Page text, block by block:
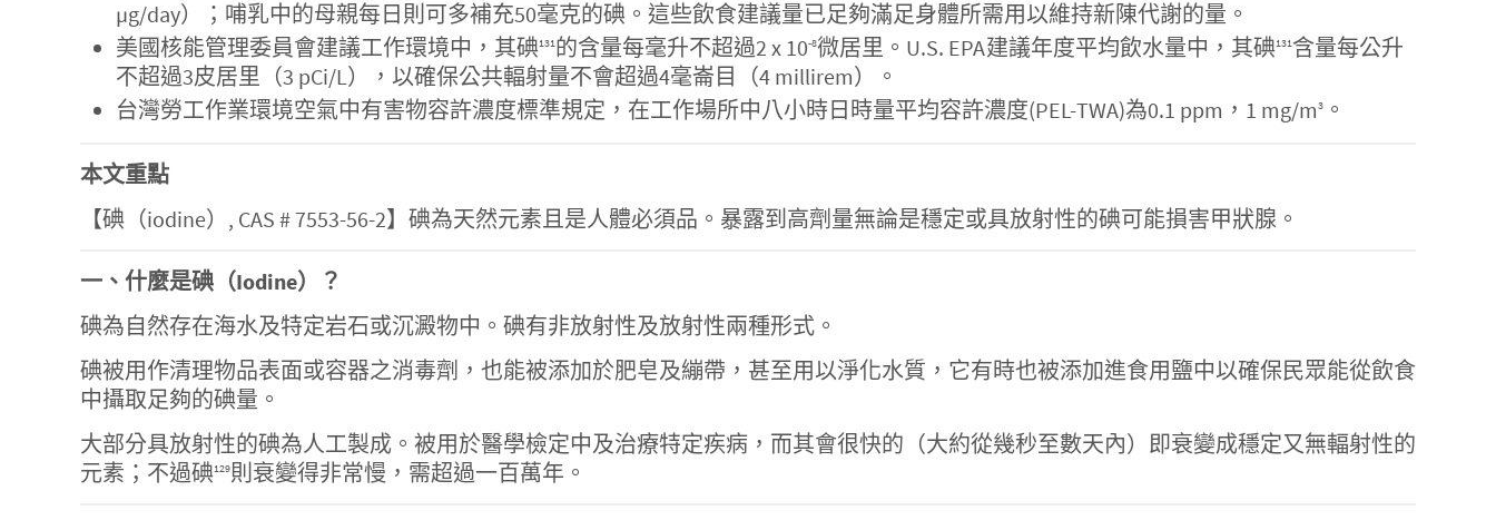
µg/day）；哺乳中的母親每日則可多補充50毫克的碘。這些飲食建議量已足夠滿足身體所需用以維持新陳代謝的量。
美國核能管理委員會建議工作環境中，其碘131的含量每毫升不超過2 x 10-8微居里。U.S. EPA建議年度平均飲水量中，其碘131含量每公升
不超過3皮居里（3 pCi/L），以確保公共輻射量不會超過4毫崙目（4 millirem）。
台灣勞工作業環境空氣中有害物容許濃度標準規定，在工作場所中八小時日時量平均容許濃度(PEL-TWA)為0.1 ppm，1 mg/m3 。
本文重點
【碘（iodine）, CAS # 7553-56-2】碘為天然元素且是人體必須品。暴露到高劑量無論是穩定或具放射性的碘可能損害甲狀腺。
一、什麼是碘（Iodine）？
碘為自然存在海水及特定岩石或沉澱物中。碘有非放射性及放射性兩種形式。
碘被用作清理物品表面或容器之消毒劑，也能被添加於肥皂及繃帶，甚至用以淨化水質，它有時也被添加進食用鹽中以確保民眾能從飲食
中攝取足夠的碘量。
大部分具放射性的碘為人工製成。被用於醫學檢定中及治療特定疾病，而其會很快的（大約從幾秒至數天內）即衰變成穩定又無輻射性的
元素；不過碘129則衰變得非常慢，需超過一百萬年。